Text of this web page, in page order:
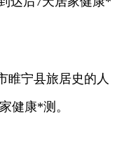
宁县旅居史的人
健康*测。